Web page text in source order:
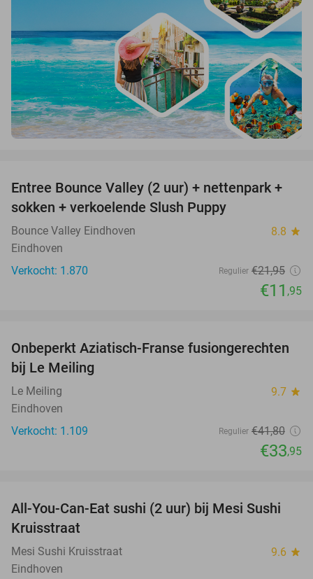
46%
Entree Bounce Valley (2 uur) + nettenpark +
sokken + verkoelende Slush Puppy
Bounce Valley Eindhoven 8.8 star
Eindhoven
Verkocht: 1.870
Regulier €21,95
€11 ,95
19%
Onbeperkt Aziatisch-Franse fusiongerechten
bij Le Meiling
Le Meiling 9.7 star
Eindhoven
Verkocht: 1.109
Regulier €41,80
€33,95
21%
All-You-Can-Eat sushi (2 uur) bij Mesi Sushi
Kruisstraat
Mesi Sushi Kruisstraat 9.6 star
Eindhoven